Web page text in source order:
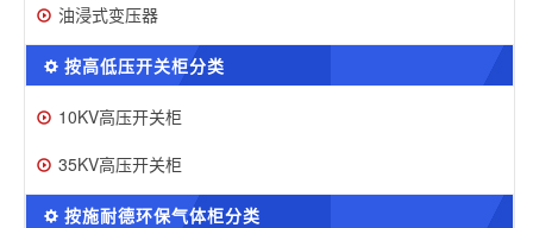
油浸式变压器
按高低压开关柜分类
10KV高压开关柜
35KV高压开关柜
按施耐德环保气体柜分类